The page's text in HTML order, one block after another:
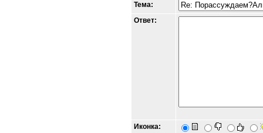
Тема:
Ответ:
Иконка: